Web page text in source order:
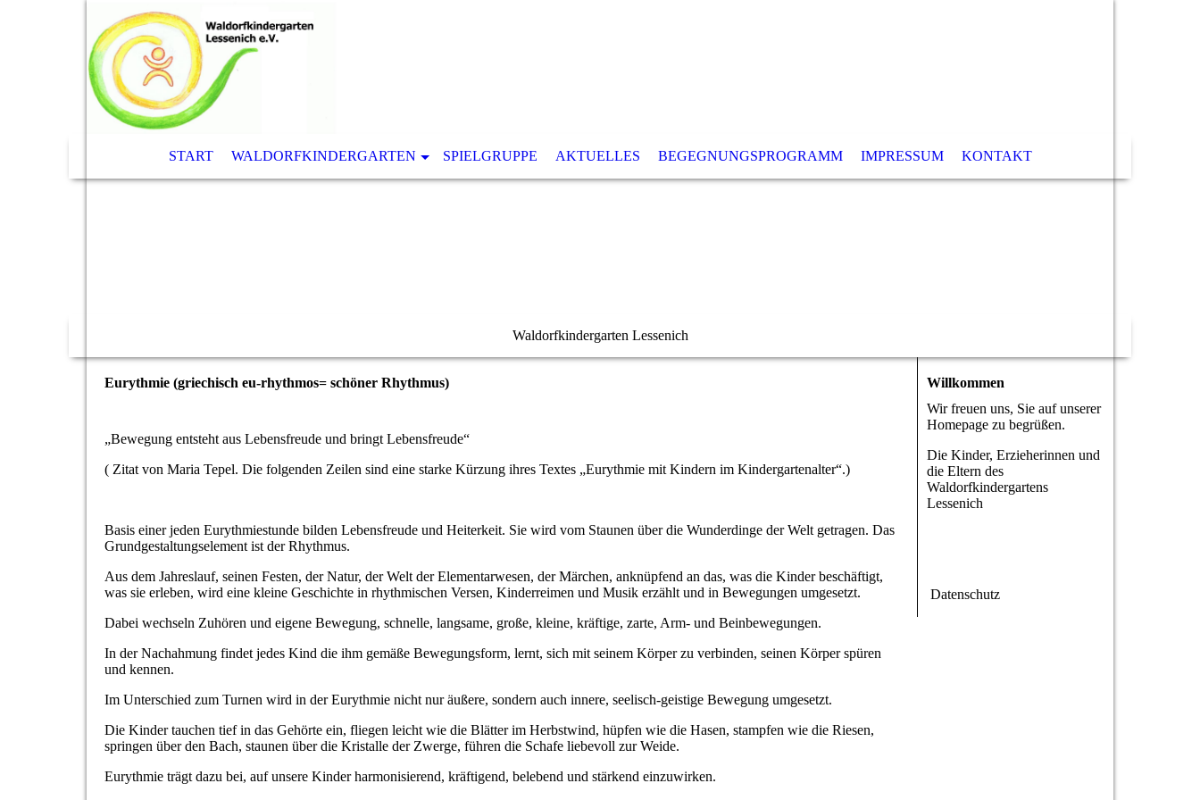
START WALDORFKINDERGARTEN SPIELGRUPPE AKTUELLES BEGEGNUNGSPROGRAMM IMPRESSUM KONTAKT
Waldorfkindergarten Lessenich
Eurythmie (griechisch eu-rhythmos= schöner Rhythmus)
„Bewegung entsteht aus Lebensfreude und bringt Lebensfreude“
( Zitat von Maria Tepel. Die folgenden Zeilen sind eine starke Kürzung ihres Textes „Eurythmie mit Kindern im Kindergartenalter“.)
Basis einer jeden Eurythmiestunde bilden Lebensfreude und Heiterkeit. Sie wird vom Staunen über die Wunderdinge der Welt getragen. Das
Grundgestaltungselement ist der Rhythmus.
Aus dem Jahreslauf, seinen Festen, der Natur, der Welt der Elementarwesen, der Märchen, anknüpfend an das, was die Kinder beschäftigt,
was sie erleben, wird eine kleine Geschichte in rhythmischen Versen, Kinderreimen und Musik erzählt und in Bewegungen umgesetzt.
Dabei wechseln Zuhören und eigene Bewegung, schnelle, langsame, große, kleine, kräftige, zarte, Arm- und Beinbewegungen.
In der Nachahmung findet jedes Kind die ihm gemäße Bewegungsform, lernt, sich mit seinem Körper zu verbinden, seinen Körper spüren
und kennen.
Im Unterschied zum Turnen wird in der Eurythmie nicht nur äußere, sondern auch innere, seelisch-geistige Bewegung umgesetzt.
Die Kinder tauchen tief in das Gehörte ein, fliegen leicht wie die Blätter im Herbstwind, hüpfen wie die Hasen, stampfen wie die Riesen,
springen über den Bach, staunen über die Kristalle der Zwerge, führen die Schafe liebevoll zur Weide.
Eurythmie trägt dazu bei, auf unsere Kinder harmonisierend, kräftigend, belebend und stärkend einzuwirken.
Willkommen
Wir freuen uns, Sie auf unserer
Homepage zu begrüßen.
Die Kinder, Erzieherinnen und
die Eltern des
Waldorfkindergartens
Lessenich
Datenschutz